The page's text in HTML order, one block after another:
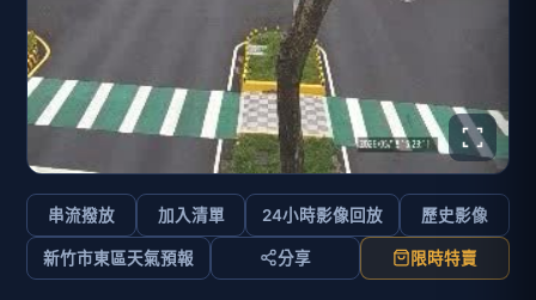
串流撥放 加入清單 24小時影像回放 歷史影像
新竹市東區天氣預報 分享 限時特賣